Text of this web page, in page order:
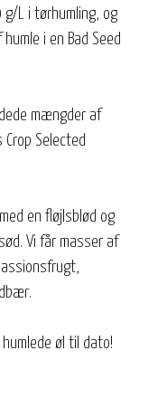
g/L i tørhumling, og
i en Bad Seed
mængder af
Selected
en fløjlsblød og
Vi får masser af
øl til dato!